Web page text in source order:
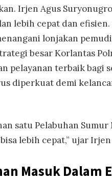
Irjen Agus
lebih cepat dan efisien.
lonjakan
besar Korlantas
pelayanan terbaik bagi
diperkuat demi
satu Pelabuhan
lebih cepat,” ujar
Masuk Dalam